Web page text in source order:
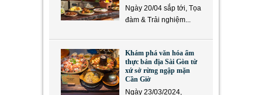
Ngày 20/04 sắp tới, Tọa
đàm & Trải nghiệm...
Khám phá văn hóa ẩm
thực bản địa Sài Gòn từ
xứ sở rừng ngập mặn
Cần Giờ
Ngày 23/03/2024,